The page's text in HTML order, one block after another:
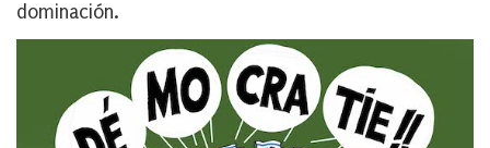
dominación.